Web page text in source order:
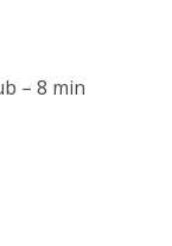
– 8 min